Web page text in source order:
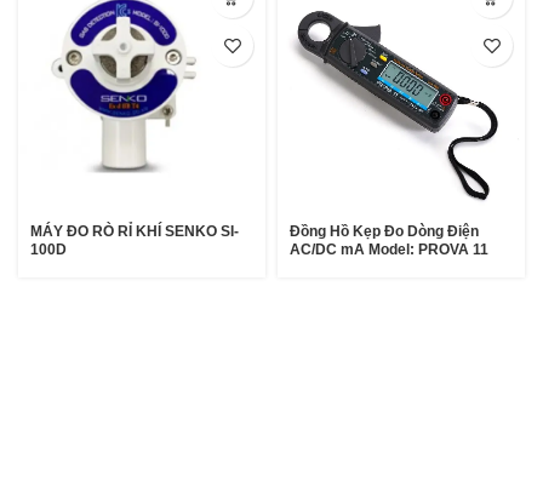
MÁY ĐO RÒ RỈ KHÍ SENKO SI-
100D
Đồng Hồ Kẹp Đo Dòng Điện
AC/DC mA Model: PROVA 11